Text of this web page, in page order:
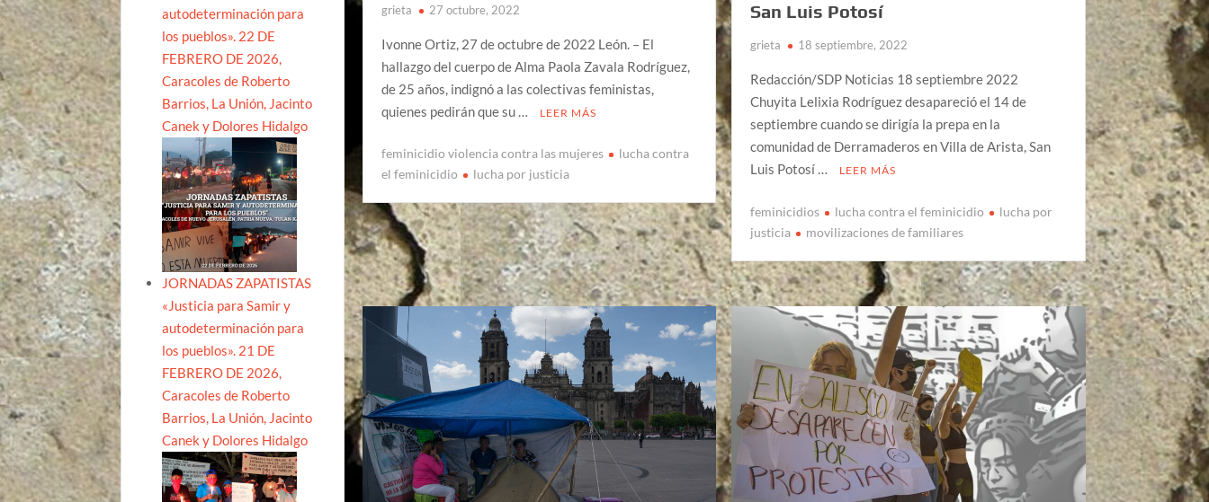
grieta 27 octubre, 2022
Ivonne Ortiz, 27 de octubre de 2022 León. – El
hallazgo del cuerpo de Alma Paola Zavala Rodríguez,
de 25 años, indignó a las colectivas feministas,
quienes pedirán que su …
LEER MÁS
feminicidio violencia contra las mujeres
lucha contra
el feminicidio
lucha por justicia
San Luis Potosí
grieta 18 septiembre, 2022
Redacción/SDP Noticias 18 septiembre 2022
Chuyita Lelixia Rodríguez desapareció el 14 de
septiembre cuando se dirigía la prepa en la
comunidad de Derramaderos en Villa de Arista, San
Luis Potosí …
LEER MÁS
feminicidios lucha contra el feminicidio
lucha por
justicia
movilizaciones de familiares
autodeterminación para
los pueblos». 22 DE
FEBRERO DE 2026,
Caracoles de Roberto
Barrios, La Unión, Jacinto
Canek y Dolores Hidalgo
JORNADAS ZAPATISTAS
«Justicia para Samir y
autodeterminación para
los pueblos». 21 DE
FEBRERO DE 2026,
Caracoles de Roberto
Barrios, La Unión, Jacinto
Canek y Dolores Hidalgo